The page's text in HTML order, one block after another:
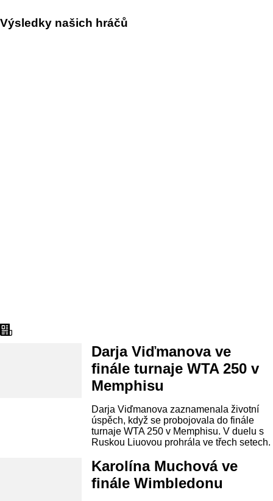
Výsledky našich hráčů
Darja Viďmanova ve
finále turnaje WTA 250 v
Memphisu
Darja Viďmanova zaznamenala životní
úspěch, když se probojovala do finále
turnaje WTA 250 v Memphisu. V duelu s
Ruskou Liuovou prohrála ve třech setech.
Karolína Muchová ve
finále Wimbledonu